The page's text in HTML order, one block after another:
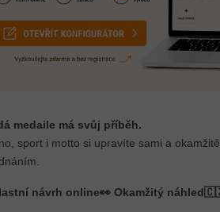
medaile má svůj příběh.
sport i motto si upravíte sami a
návrh online👀 Okamžitý náhled